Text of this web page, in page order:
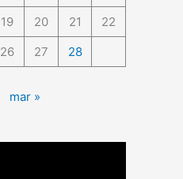
19 20 21
22
26 27 28
mar »